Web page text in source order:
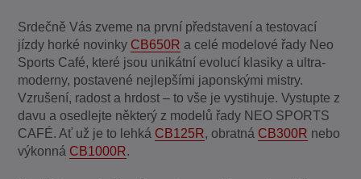
Srdečně Vás zveme na první představení a testovací
jízdy horké novinky CB650R a celé modelové řady Neo
Sports Café, které jsou unikátní evolucí klasiky a ultra-
moderny, postavené nejlepšími japonskými mistry.
Vzrušení, radost a hrdost – to vše je vystihuje. Vystupte z
davu a osedlejte některý z modelů řady NEO SPORTS
CAFÉ. Ať už je to lehká CB125R, obratná CB300R nebo
výkonná CB1000R.